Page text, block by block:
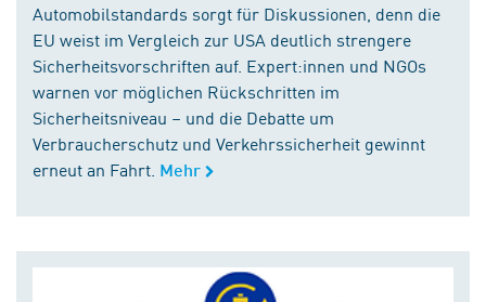
Automobilstandards sorgt für Diskussionen, denn die
EU weist im Vergleich zur USA deutlich strengere
Sicherheitsvorschriften auf. Expert:innen und NGOs
warnen vor möglichen Rückschritten im
Sicherheitsniveau – und die Debatte um
Verbraucherschutz und Verkehrssicherheit gewinnt
erneut an Fahrt. Mehr